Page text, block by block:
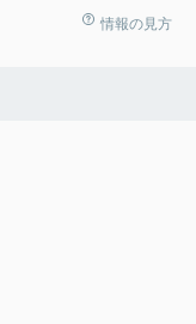
情報の見方